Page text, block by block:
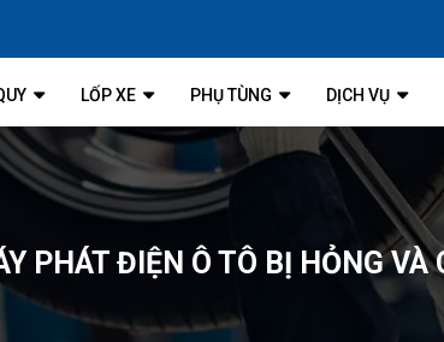
LỐP XE PHỤ TÙNG DỊCH VỤ
PHÁT ĐIỆN Ô TÔ BỊ HỎNG VÀ